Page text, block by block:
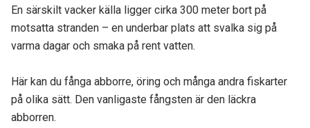
En särskilt vacker källa ligger cirka 300 meter bort på
motsatta stranden – en underbar plats att svalka sig på
varma dagar och smaka på rent vatten.
Här kan du fånga abborre, öring och många andra fiskarter
på olika sätt. Den vanligaste fångsten är den läckra
abborren.